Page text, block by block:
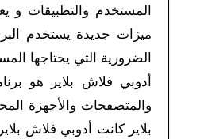
المستخدم والتطبيقات و
ميزات جديدة يستخدم
الضرورية التي يحتاجها
بلاير كانت أدوبي فلاش